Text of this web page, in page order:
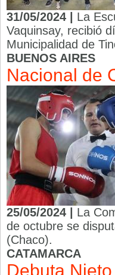
31/05/2024 | La
Vaquinsay, recibió
Municipalidad de
BUENOS AIRES
Nacional de
25/05/2024 | La
de octubre se
(Chaco).
CATAMARCA
Debuta